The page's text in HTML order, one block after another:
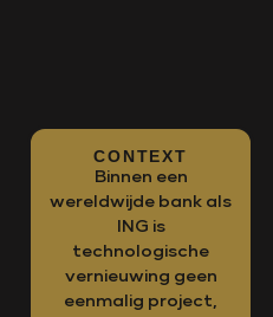
CONTEXT
Binnen een
wereldwijde bank als
ING is
technologische
vernieuwing geen
eenmalig project,